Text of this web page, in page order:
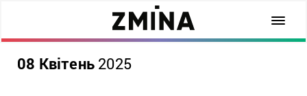
08 Квітень 2025